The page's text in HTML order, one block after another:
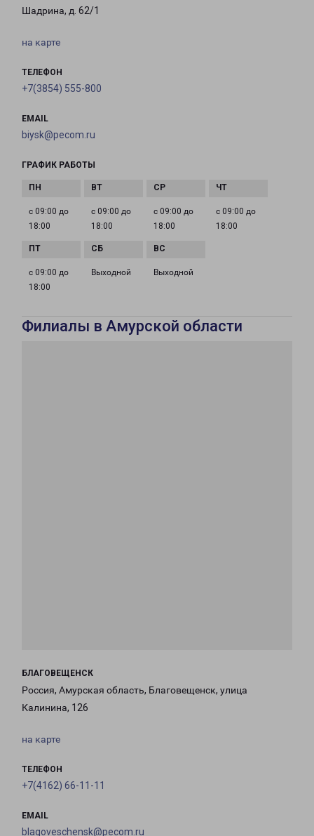
Шадрина, д. 62/1
на карте
ТЕЛЕФОН
+7(3854) 555-800
EMAIL
biysk@pecom.ru
ГРАФИК РАБОТЫ
с 09:00 до
18:00
с 09:00 до
18:00
с 09:00 до
18:00
с 09:00 до
18:00
с 09:00 до
18:00
Выходной Выходной
Филиалы в Амурской области
БЛАГОВЕЩЕНСК
Россия, Амурская область, Благовещенск, улица
Калинина, 126
на карте
ТЕЛЕФОН
+7(4162) 66-11-11
EMAIL
blagoveschensk@pecom.ru